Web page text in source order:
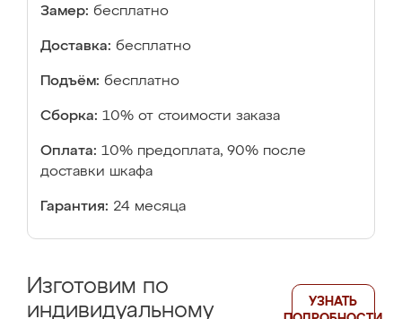
Замер: бесплатно
Доставка: бесплатно
Подъём: бесплатно
Сборка: 10% от стоимости заказа
Оплата: 10% предоплата, 90% после
доставки шкафа
Гарантия: 24 месяца
Изготовим по
индивидуальному
УЗНАТЬ